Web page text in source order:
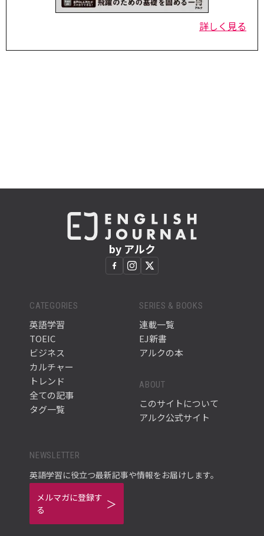
詳しく見る
by アルク
CATEGORIES
英語学習
TOEIC
ビジネス
カルチャー
トレンド
全ての記事
タグ一覧
SERIES & BOOKS
連載一覧
EJ新書
アルクの本
ABOUT
このサイトについて
アルク公式サイト
NEWSLETTER
英語学習に役立つ最新記事や情報をお届けします。
メルマガに登録す
る